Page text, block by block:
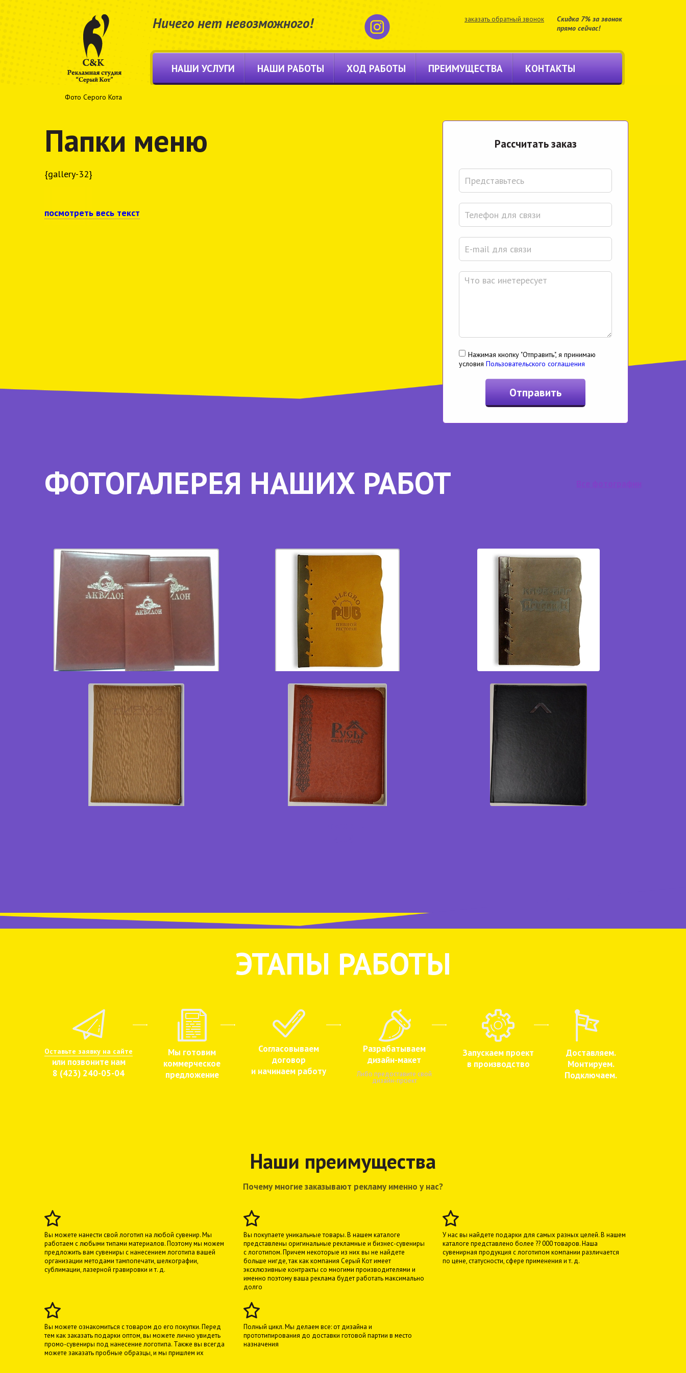
Ничего нет невозможного! заказать обратный звонок
Скидка 7% за звонок
прямо сейчас!
НАШИ УСЛУГИ НАШИ РАБОТЫ ХОД РАБОТЫ ПРЕИМУЩЕСТВА КОНТАКТЫ
Фото Серого Кота
Папки меню
{gallery-32}
посмотреть весь текст
Расcчитать заказ
Нажимая кнопку "Отправить", я принимаю
условия Пользовательского соглашения
ФОТОГАЛЕРЕЯ НАШИХ РАБОТ
ЭТАПЫ РАБОТЫ
Оставьте заявку на сайте
или позвоните нам
8 (423) 240-05-04
Мы готовим
коммерческое
предложение
Согласовываем
договор
и начинаем работу
Разрабатываем
дизайн-макет
Либо предоставите свой
дизайн-проект
Запускаем проект
в производство
Доставляем.
Монтируем.
Подключаем.
Наши преимущества
Почему многие заказывают рекламу именно у нас?
Вы можете нанести свой логотип на любой сувенир. Мы
работаем с любыми типами материалов. Поэтому мы можем
предложить вам сувениры с нанесением логотипа вашей
организации методами тампопечати, шелкографии,
сублимации, лазерной гравировки и т. д.
Вы покупаете уникальные товары. В нашем каталоге
представлены оригинальные рекламные и бизнес-сувениры
с логотипом. Причем некоторые из них вы не найдете
больше нигде, так как компания Серый Кот имеет
эксклюзивные контракты со многими производителями и
именно поэтому ваша реклама будет работать максимально
долго
У нас вы найдете подарки для самых разных целей. В нашем
каталоге представлено более ?? 000 товаров. Наша
сувенирная продукция с логотипом компании различается
по цене, статусности, сфере применения и т. д.
Вы можете ознакомиться с товаром до его покупки. Перед
тем как заказать подарки оптом, вы можете лично увидеть
промо-сувениры под нанесение логотипа. Также вы всегда
можете заказать пробные образцы, и мы пришлем их
Полный цикл. Мы делаем все: от дизайна и
прототипирования до доставки готовой партии в место
назначения